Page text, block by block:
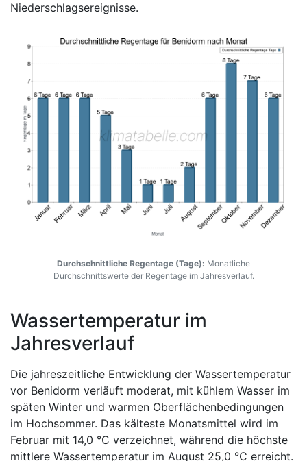
Niederschlagsereignisse.
Durchschnittliche Regentage (Tage): Monatliche
Durchschnittswerte der Regentage im Jahresverlauf.
Wassertemperatur im
Jahresverlauf
Die jahreszeitliche Entwicklung der Wassertemperatur
vor Benidorm verläuft moderat, mit kühlem Wasser im
späten Winter und warmen Oberflächenbedingungen
im Hochsommer. Das kälteste Monatsmittel wird im
Februar mit 14,0 °C verzeichnet, während die höchste
mittlere Wassertemperatur im August 25,0 °C erreicht.